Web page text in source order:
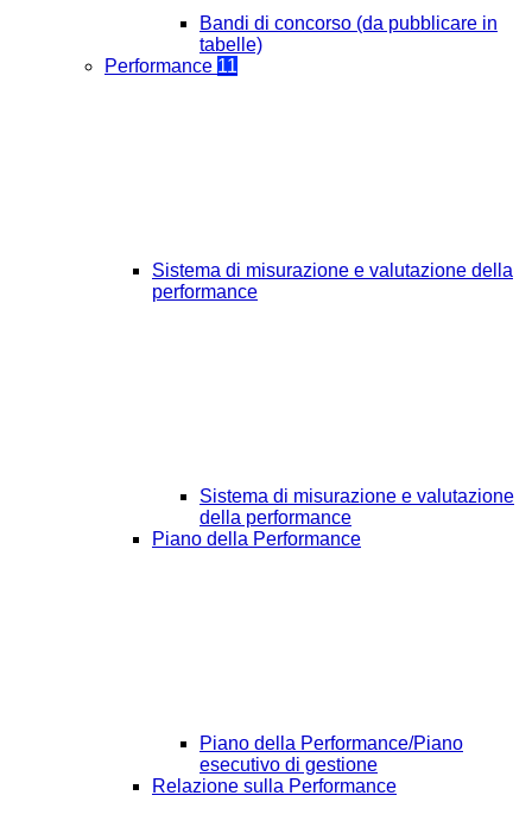
Bandi di concorso (da pubblicare in
tabelle)
Performance 11
Sistema di misurazione e valutazione della
performance
Sistema di misurazione e valutazione
della performance
Piano della Performance
Piano della Performance/Piano
esecutivo di gestione
Relazione sulla Performance